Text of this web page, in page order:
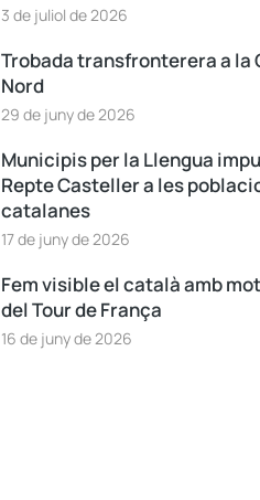
3 de juliol de 2026
Trobada transfronterera a la
Nord
29 de juny de 2026
Municipis per la Llengua
Repte Casteller a les
catalanes
17 de juny de 2026
Fem visible el català amb
del Tour de França
16 de juny de 2026